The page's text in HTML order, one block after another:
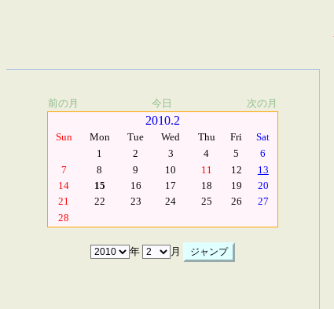
前の月 今日 次の月
2010.2
Sun Mon Tue Wed Thu Fri
Sat
1
2 3 4 5
6
7
8 9 10 11 12
13
14
15 16 17 18 19
20
21
22 23 24 25 26
27
28
年 月